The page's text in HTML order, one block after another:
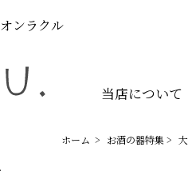
オンラクル
当店について
ホーム > お酒の器特集>